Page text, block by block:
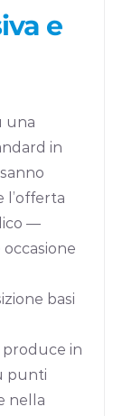
e
una
in
l’offerta
—
basi
produce in
punti
nella